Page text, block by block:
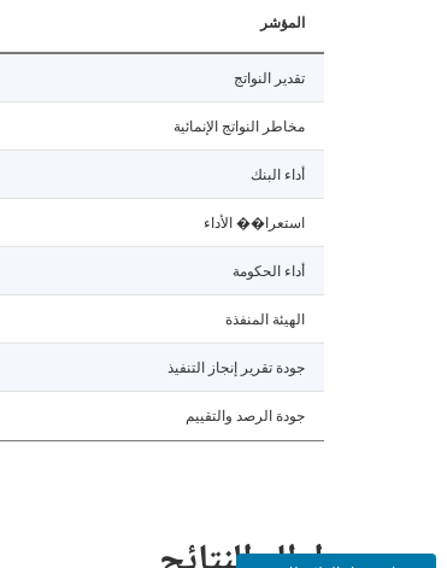
المؤشر
تقدير النواتج
مخاطر النواتج الإنمائية
أداء البنك
استعرا�� الأداء
أداء الحكومة
الهيئة المنفذة
جودة تقرير إنجاز التنفيذ
جودة الرصد والتقييم